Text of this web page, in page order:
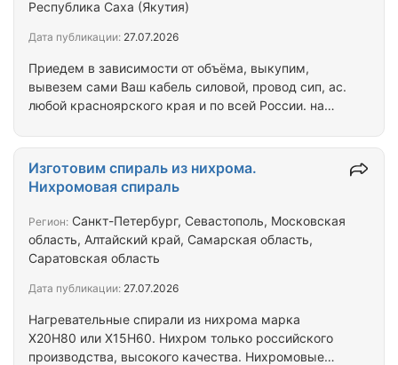
Приедем в зависимости от объёма, выкупим,
вывезем сами Ваш кабель силовой, провод сип, ас.
любой красноярского края и по всей России. на
от вас информация: перечень, метражи, года
производства, исполнение гост или ту, фото
этикеток, фото общие, город отгрузки. Закупаем
изоляционный, электроизоляционный материал
разный.
Республика Саха (Якутия)
Дата публикации: 27.07.2026
Нагревательные спирали из нихрома марка
Х20Н80 или Х15Н60. Нихром только российского
производства, высокого качества. Нихромовые
Изготовим спираль из нихрома.
Нихромовая спираль
Регион: Санкт-Петербург, Севастополь, Московская
область, Алтайский край, Самарская область,
Саратовская область
Дата публикации: 27.07.2026